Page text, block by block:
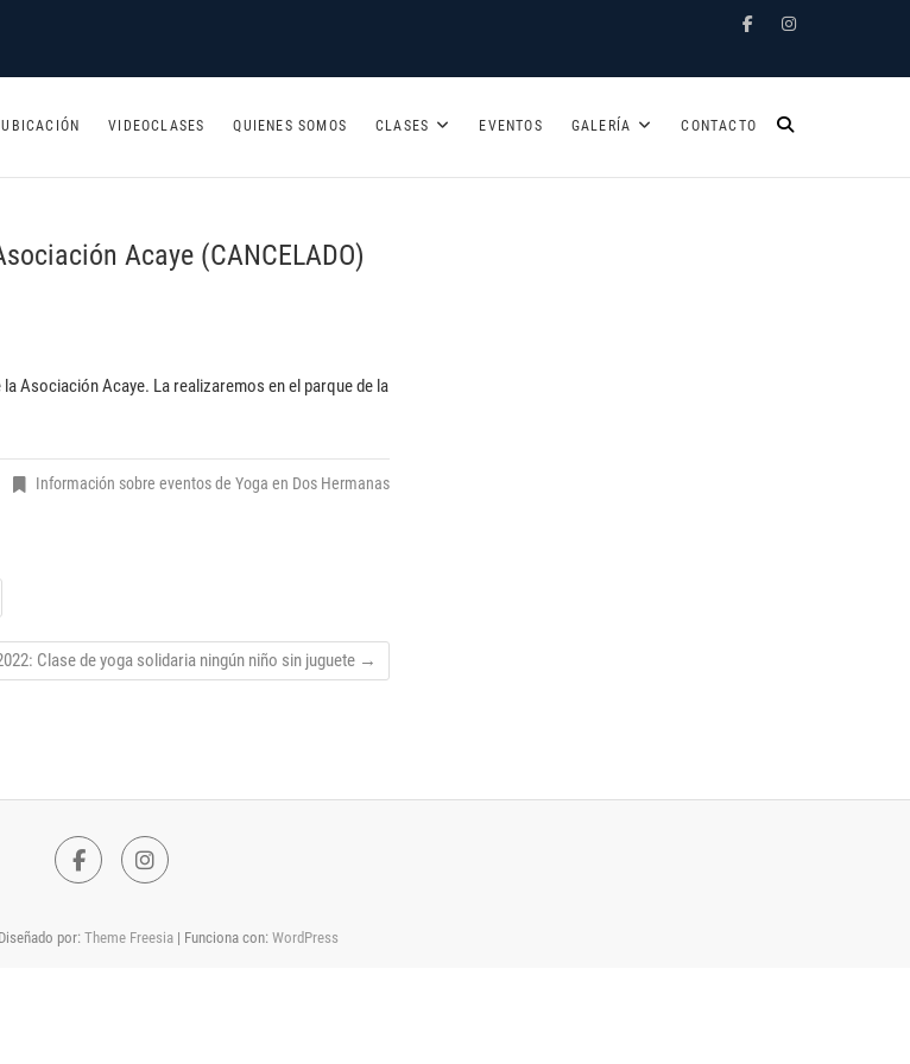
FacebookInstagram
UBICACIÓN VIDEOCLASES QUIENES SOMOS CLASES EVENTOS GALERÍA CONTACTO
Acaye (CANCELADO)
Asociación Acaye. La realizaremos en el parque de la
Información sobre eventos de Yoga en Dos Hermanas
Clase de yoga solidaria ningún niño sin juguete →
FacebookInstagram
por: Theme Freesia| Funciona con: WordPress